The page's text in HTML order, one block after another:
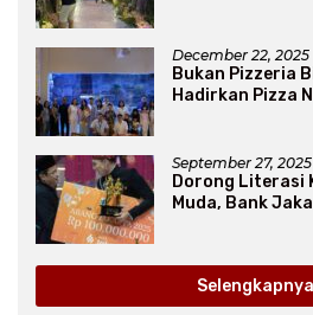
December 22, 2025
Bukan Pizzeria
Hadirkan Pizza
September 27,
Dorong Literasi
Muda, Bank
Selengkapnya